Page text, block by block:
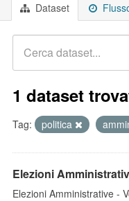
Dataset
1 dataset
Tag: politica
Elezioni
Elezioni Amministrative -